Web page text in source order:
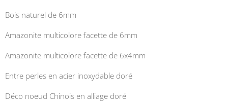
Bois naturel de 6mm
Amazonite multicolore facette de 6mm
Amazonite multicolore facette de 6x4mm
Entre perles en acier inoxydable doré
Déco noeud Chinois en alliage doré